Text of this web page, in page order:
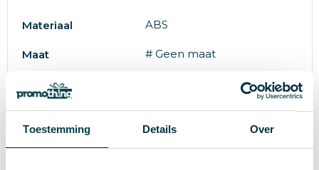
Toestemming Details Over
Materiaal ABS
Maat # Geen maat
EAN-code
Gewicht 26 g